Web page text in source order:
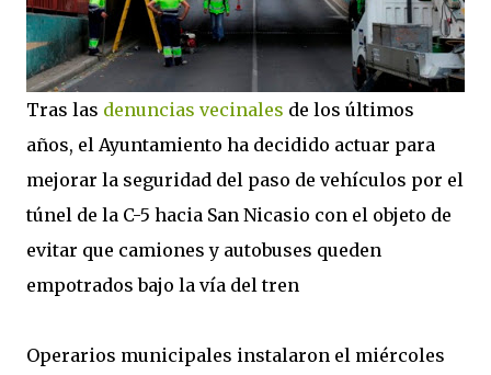
Tras las denuncias vecinales de los últimos
años, el Ayuntamiento ha decidido actuar para
mejorar la seguridad del paso de vehículos por el
túnel de la C-5 hacia San Nicasio con el objeto de
evitar que camiones y autobuses queden
empotrados bajo la vía del tren
Operarios municipales instalaron el miércoles